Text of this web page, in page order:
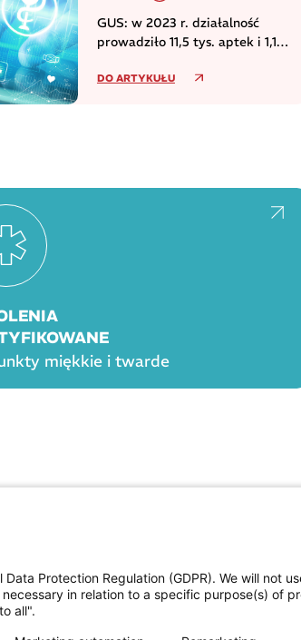
GUS: w 2023 r. działalność
prowadziło 11,5 tys. aptek i 1,1
DO ARTYKUŁU
miękkie i twarde
Regulamin serwisu
Regulamin konkursu Farmacja Play
Regulamin konkursu Lakcid Entero
Protection Regulation (GDPR). We will not
in relation to a specific purpose(s) of
all".